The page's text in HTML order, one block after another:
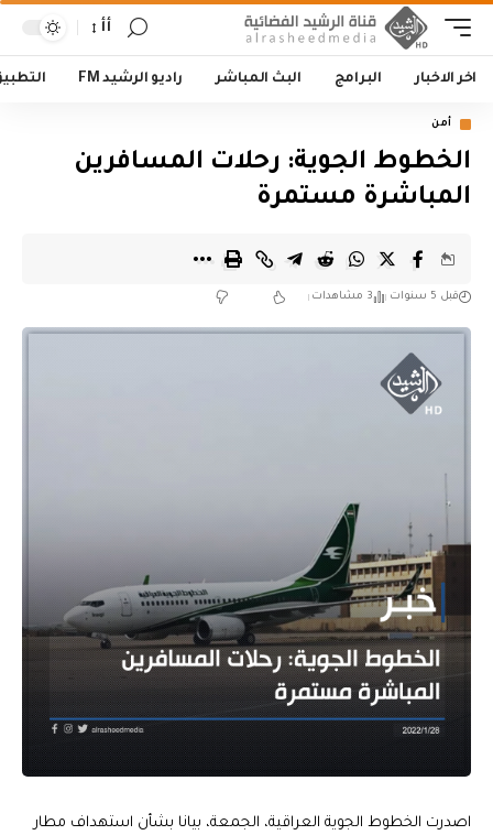
أأ
اخر الاخبار البرامج البث المباشر راديو الرشيد FM
أمن
الخطوط الجوية: رحلات المسافرين
المباشرة مستمرة
قبل 5 سنوات 3 مشاهدات
اصدرت الخطوط الجوية العراقية، الجمعة، بيانا بشأن استهداف مطار